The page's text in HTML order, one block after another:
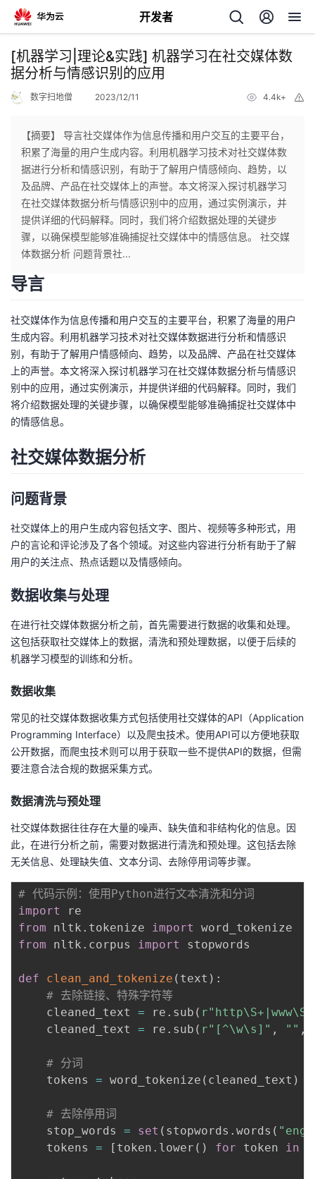
开发者
返
回
个
人
主
页
我
的
开
者
我
的
我
子
直
的
我
注
开
发
者
学
我
的
课
我
的我
的
Programs
我
的
支
持
技
术
支
的
云
声
[机器学习|理论&实践] 机器学习在社交媒体数
据分析与情感识别的应用
数字扫地僧 2023/12/11 4.4k+
【摘要】 导言社交媒体作为信息传播和用户交互的主要平台，
积累了海量的用户生成内容。利用机器学习技术对社交媒体数
据进行分析和情感识别，有助于了解用户情感倾向、趋势，以
及品牌、产品在社交媒体上的声誉。本文将深入探讨机器学习
在社交媒体数据分析与情感识别中的应用，通过实例演示，并
提供详细的代码解释。同时，我们将介绍数据处理的关键步
骤，以确保模型能够准确捕捉社交媒体中的情感信息。 社交媒
体数据分析 问题背景社...
导言
社交媒体作为信息传播和用户交互的主要平台，积累了海量的用户
生成内容。利用机器学习技术对社交媒体数据进行分析和情感识
别，有助于了解用户情感倾向、趋势，以及品牌、产品在社交媒体
上的声誉。本文将深入探讨机器学习在社交媒体数据分析与情感识
别中的应用，通过实例演示，并提供详细的代码解释。同时，我们
将介绍数据处理的关键步骤，以确保模型能够准确捕捉社交媒体中
的情感信息。
社交媒体数据分析
问题背景
社交媒体上的用户生成内容包括文字、图片、视频等多种形式，用
户的言论和评论涉及了各个领域。对这些内容进行分析有助于了解
用户的关注点、热点话题以及情感倾向。
数据收集与处理
在进行社交媒体数据分析之前，首先需要进行数据的收集和处理。
这包括获取社交媒体上的数据，清洗和预处理数据，以便于后续的
机器学习模型的训练和分析。
数据收集
常见的社交媒体数据收集方式包括使用社交媒体的API（Application
Programming Interface）以及爬虫技术。使用API可以方便地获取
公开数据，而爬虫技术则可以用于获取一些不提供API的数据，但需
要注意合法合规的数据采集方式。
数据清洗与预处理
社交媒体数据往往存在大量的噪声、缺失值和非结构化的信息。因
此，在进行分析之前，需要对数据进行清洗和预处理。这包括去除
无关信息、处理缺失值、文本分词、去除停用词等步骤。
# 代码示例：使用Python进行文本清洗和分词
import
from nltk . tokenize import
from nltk . corpus import stopwords
def clean_and_tokenize ( text ) :
# 去除链接、特殊字符等
    cleaned_text
= re . sub (
    cleaned_text
= re . sub ( r"[^\w\s]" , "" ,
# 分词
    tokens
= word_tokenize ( cleaned_text )
# 去除停用词
    stop_words
= set ( stopwords . words (
    tokens
= [ token . lower ( ) for token in